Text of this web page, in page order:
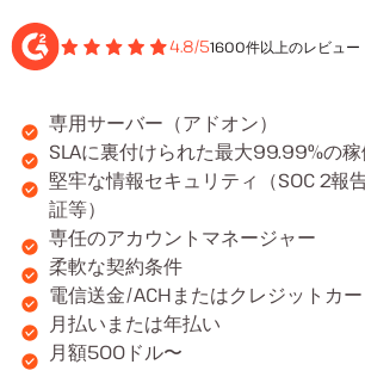
4.8/51600件以上のレビュー
専用サーバー（アドオン）
SLAに裏付けられた最大99.99%の
堅牢な情報セキュリティ（SOC 2報
証等）
専任のアカウントマネージャー
柔軟な契約条件
電信送金/ACHまたはクレジットカ
月払いまたは年払い
月額500ドル〜